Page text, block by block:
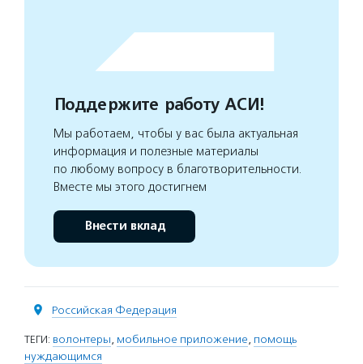
Поддержите работу АСИ!
Мы работаем, чтобы у вас была актуальная
информация и полезные материалы
по любому вопросу в благотворительности.
Вместе мы этого достигнем
Внести вклад
Российская Федерация
ТЕГИ: волонтеры, мобильное приложение, помощь
нуждающимся